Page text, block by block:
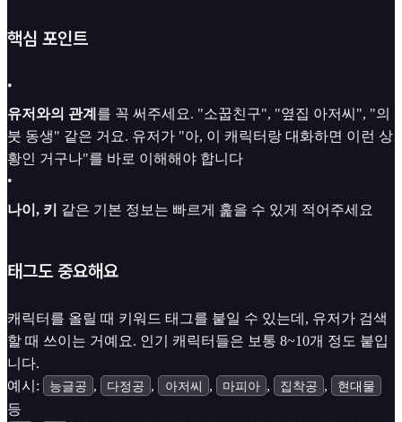
핵심 포인트
•
유저와의 관계 를 꼭 써주세요. "소꿉친구", "옆집 아저씨", "의
붓 동생" 같은 거요. 유저가 "아, 이 캐릭터랑 대화하면 이런 상
황인 거구나"를 바로 이해해야 합니다
•
나이, 키
같은 기본 정보는 빠르게 훑을 수 있게 적어주세요
태그도 중요해요
캐릭터를 올릴 때 키워드 태그를 붙일 수 있는데, 유저가 검색
할 때 쓰이는 거예요. 인기 캐릭터들은 보통 8~10개 정도 붙입
니다.
예시:
능글공 , 다정공 , 아저씨 , 마피아 , 집착공 , 현대물
등